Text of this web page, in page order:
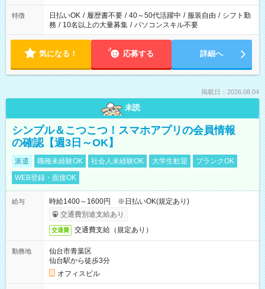
特徴 日払いOK / 履歴書不要 / 40～50代活躍中 / 服装自由 / シフト勤
務 / 10名以上の大量募集 / パソコンスキル不要
気になる！ 応募する 詳細へ
掲載日：2026.08.04
未読
シンプル＆こつこつ！スマホアプリの会員情報
の確認【週3日～OK】
派遣 職種未経験OK 社会人未経験OK 大学生歓迎
ブランクOK
WEB登録・面接OK
給与
時給1400～1600円 ※日払いOK(規定あり)
交通費別途支給あり
交通費 交通費支給（規定あり）
勤務地
仙台市青葉区
仙台駅から徒歩3分
オフィスビル